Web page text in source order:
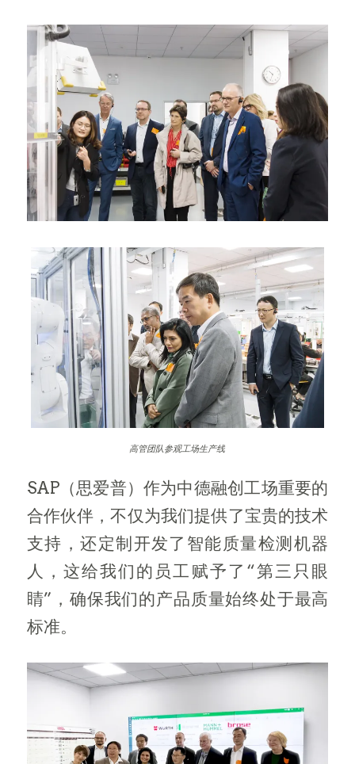
高管团队参观工场生产线
SAP（思爱普）作为中德融创工场重要的
合作伙伴，不仅为我们提供了宝贵的技术
支持，还定制开发了智能质量检测机器
人，这给我们的员工赋予了“第三只眼
睛”，确保我们的产品质量始终处于最高
标准。